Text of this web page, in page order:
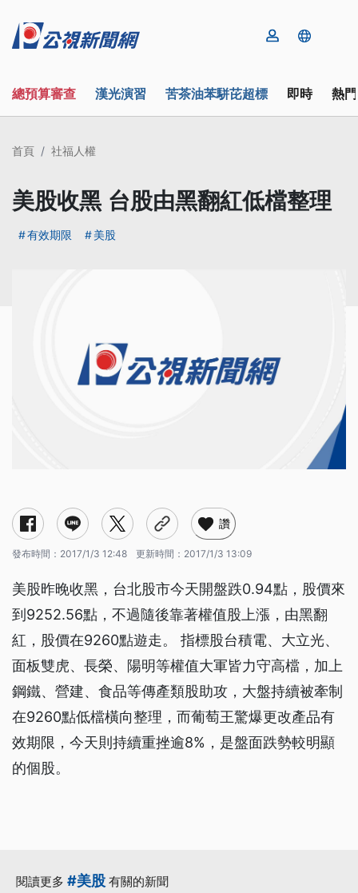
總預算審查 漢光演習 苦茶油苯駢芘超標 即時 熱
首頁 社福人權
美股收黑 台股由黑翻紅低檔整理
有效期限 美股
讚
發布時間： 2017/1/3 12:48 更新時間： 2017/1/3 13:09
美股昨晚收黑，台北股市今天開盤跌0.94點，股價來
到9252.56點，不過隨後靠著權值股上漲，由黑翻
紅，股價在9260點遊走。 指標股台積電、大立光、
面板雙虎、長榮、陽明等權值大軍皆力守高檔，加上
鋼鐵、營建、食品等傳產類股助攻，大盤持續被牽制
在9260點低檔橫向整理，而葡萄王驚爆更改產品有
效期限，今天則持續重挫逾8%，是盤面跌勢較明顯
的個股。
閱讀更多 #美股 有關的新聞